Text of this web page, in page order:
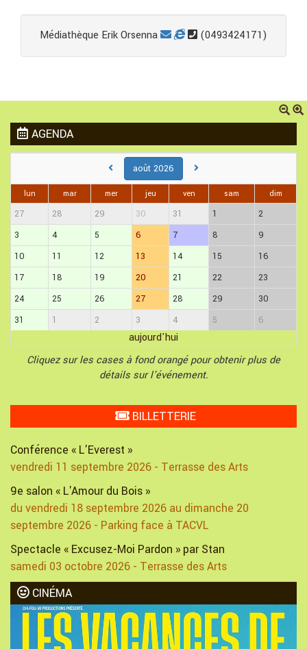
Médiathèque Erik Orsenna (0493424171)
AGENDA
août 2026
lun mar mer jeu ven sam dim
27 28 29 30 31 1
2
3
4 5 6 7 8
9
10
11 12 13 14 15
16
17
18 19 20 21 22
23
24
25 26 27 28 29
30
31
1 2 3 4 5 6
aujourd'hui
Cliquez sur les cases à fond orangé pour obtenir plus de
détails sur l'événement.
BILLETTERIE
Conférence « L'Everest »
vendredi 11 septembre 2026 - Terrasse des Arts
9e salon « L'Amour du Bois »
du vendredi 18 septembre 2026 au dimanche 20
septembre 2026 - Parking face à TACVL
Spectacle « Excusez-Moi Pardon » par Stan
samedi 03 octobre 2026 - Terrasse des Arts
CINÉMA